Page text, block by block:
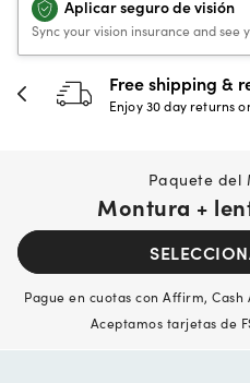
Aplicar seguro de visión
Sync your vision insurance and see
Free shipping &
Enjoy 30 day returns
Paquete del
Montura +
Pague en cuotas con Affirm,
Aceptamos tarjetas de